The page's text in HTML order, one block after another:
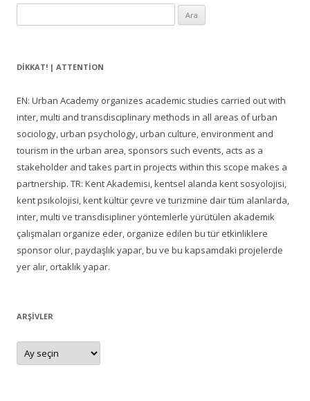
DIKKAT! | ATTENTION
EN: Urban Academy organizes academic studies carried out with
inter, multi and transdisciplinary methods in all areas of urban
sociology, urban psychology, urban culture, environment and
tourism in the urban area, sponsors such events, acts as a
stakeholder and takes part in projects within this scope makes a
partnership. TR: Kent Akademisi, kentsel alanda kent sosyolojisi,
kent psikolojisi, kent kültür çevre ve turizmine dair tüm alanlarda,
inter, multi ve transdisipliner yöntemlerle yürütülen akademik
çalışmaları organize eder, organize edilen bu tür etkinliklere
sponsor olur, paydaşlık yapar, bu ve bu kapsamdaki projelerde
yer alır, ortaklık yapar.
ARŞIVLER
Arşivler